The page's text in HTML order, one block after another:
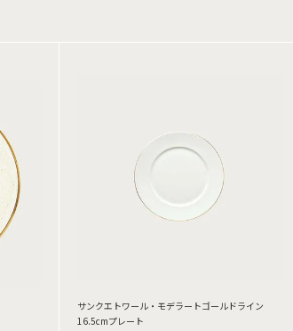
サンクエトワール・モデラートゴールドライン
16.5cmプレート